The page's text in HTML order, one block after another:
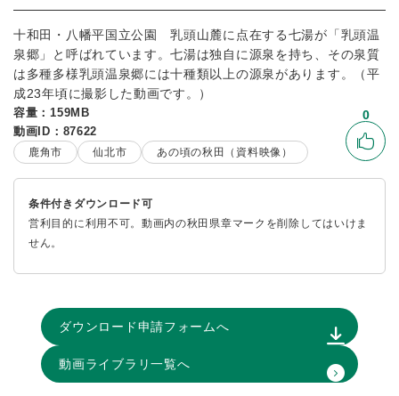
十和田・八幡平国立公園 乳頭山麓に点在する七湯が「乳頭温
泉郷」と呼ばれています。七湯は独自に源泉を持ち、その泉質
は多種多様乳頭温泉郷には十種類以上の源泉があります。（平
成23年頃に撮影した動画です。）
容量：159MB
動画ID：87622
鹿角市 仙北市 あの頃の秋田（資料映像） いい
0
条件付きダウンロード可
営利目的に利用不可。動画内の秋田県章マークを削除してはいけま
せん。
ダウンロード申請フォームへ
動画ライブラリ一覧へ